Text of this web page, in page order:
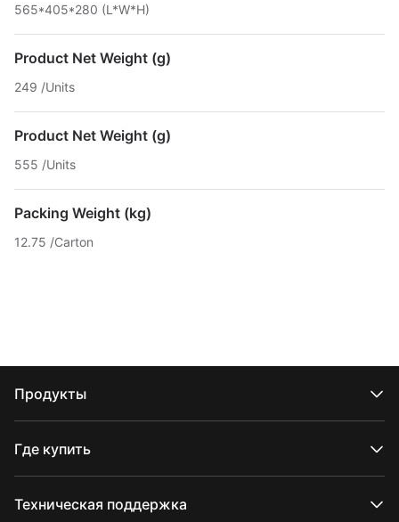
565*405*280 (L*W*H)
Product Net Weight (g)
249 /Units
Product Net Weight (g)
555 /Units
Packing Weight (kg)
12.75 /Carton
Продукты
Серия WEEBILL
Серия SMOOTH
Серия FIVERAY
Где купить
Авторизованные интернет-магазины
Купить в магазинеs
Техническая поддержка